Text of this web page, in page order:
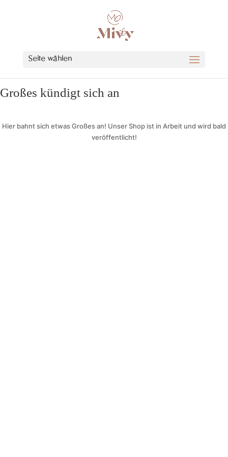
Seite wählen
Großes kündigt sich an
Hier bahnt sich etwas Großes an! Unser Shop ist in Arbeit und wird bald
veröffentlicht!